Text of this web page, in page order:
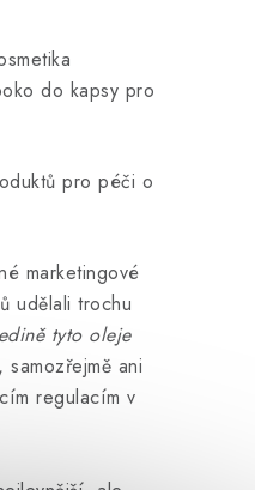
do kapsy pro
pro péči o
marketingové
udělali trochu
tyto oleje
ani
regulacím v